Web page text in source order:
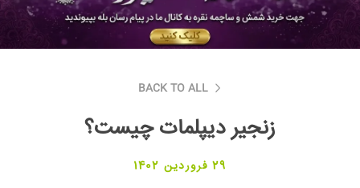
BACK TO ALL
زنجیر دیپلمات چیست؟
29 فروردین 1402